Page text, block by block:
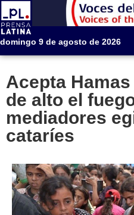
domingo 9 de agosto de 2026
Acepta
de alto el
mediadores
cataríes